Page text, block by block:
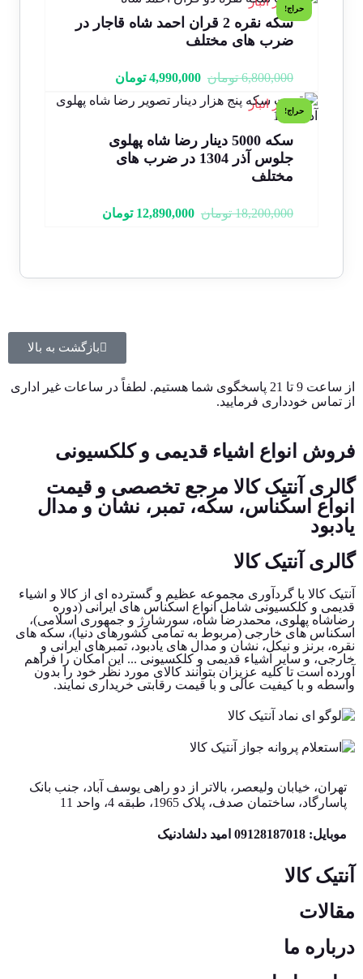
حراج!
سکه نقره 2 قران احمد شاه قاجار در
ضرب های مختلف
6,800,000 تومان 4,990,000 تومان
حراج!
1 در انبار
سکه 5000 دینار رضا شاه پهلوی
جلوس آذر 1304 در ضرب های
مختلف
18,200,000 تومان 12,890,000 تومان
بازگشت به بالا
از ساعت 9 تا 21 پاسخگوی شما هستیم. لطفاً در ساعات غیر اداری
از تماس خودداری فرمایید.
فروش انواع اشیاء قدیمی و کلکسیونی
گالری آنتیک کالا مرجع تخصصی و قیمت
انواع اسکناس، سکه، تمبر، نشان و مدال
یادبود
گالری آنتیک کالا
آنتیک کالا با گردآوری مجموعه عظیم و گسترده ای از کالا و اشیاء
قدیمی و کلکسیونی شامل انواع اسکناس های ایرانی (دوره
رضاشاه پهلوی، محمدرضا شاه، سورشارژ و جمهوری اسلامی)،
اسکناس های خارجی (مربوط به تمامی کشورهای دنیا)، سکه های
نقره، برنز و نیکل، نشان و مدال های یادبود، تمبرهای ایرانی و
خارجی، و سایر اشیاء قدیمی و کلکسیونی ... این امکان را فراهم
آورده است تا کلیه عزیزان بتوانند کالای مورد نظر خود را بدون
واسطه و با کیفیت عالی و با قیمت رقابتی خریداری نمایند.
تهران، خیابان ولیعصر، بالاتر از دو راهی یوسف آباد، جنب بانک
پاسارگاد، ساختمان صدف، پلاک 1965، طبقه 4، واحد 11
موبایل: 09128187018 امید دلشادنیک
آنتیک کالا
مقالات
درباره ما